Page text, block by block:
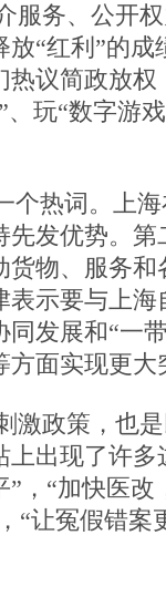
服务、公开
“红利”的
议简政放
玩“数字游
个热词。上
发优势。
物、服务
示要与上
发展和“一
方面实现更大
激政策，也
出现了许多
，“加快医改
“让冤假错